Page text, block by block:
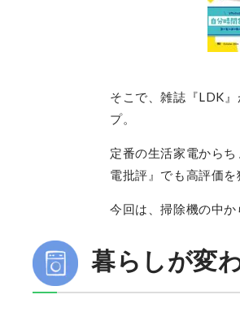
そこで、雑誌『LDK
プ。
定番の生活家電から
電批評』でも高評価
今回は、掃除機の中
暮らしが変